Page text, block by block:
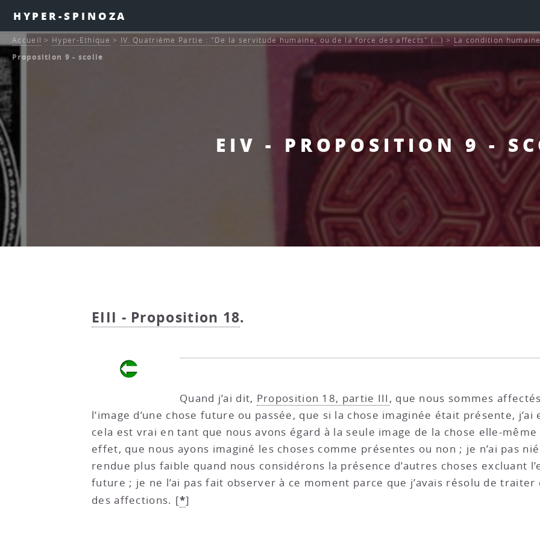
HYPER-SPINOZA
EIV - PROPOSITION 9 -
Accueil > Hyper-Ethique > IV. Quatrième Partie : "De la servitude humaine, ou de la force des affects" (…) > La condition
Proposition 9 - scolie
EIII - Proposition 18.
Quand j’ai dit, Proposition 18, partie III , que nous sommes
l’image d’une chose future ou passée, que si la chose imaginée était présente,
cela est vrai en tant que nous avons égard à la seule image de la chose elle-
effet, que nous ayons imaginé les choses comme présentes ou non ; je n’ai pas
rendue plus faible quand nous considérons la présence d’autres choses excluant
future ; je ne l’ai pas fait observer à ce moment parce que j’avais résolu de
des affections. [*]